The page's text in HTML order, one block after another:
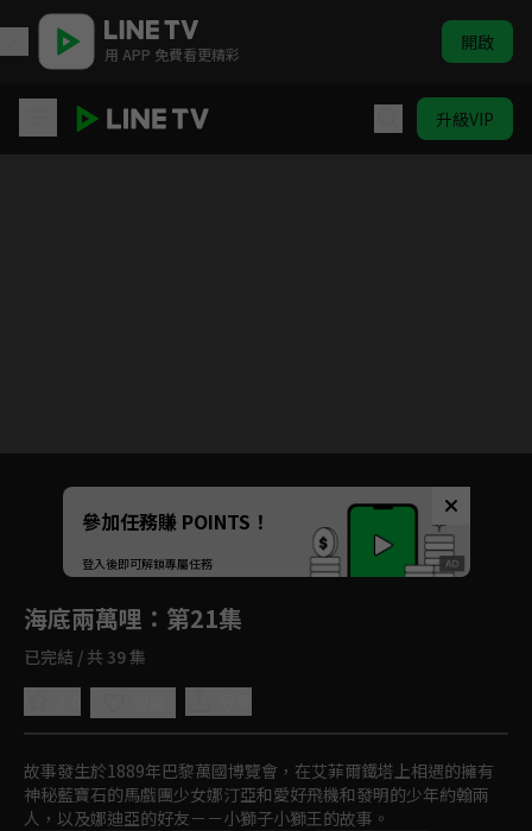
用 APP 免費看更精彩 開啟
升級VIP
Unmute
如有不便請見諒
參加任務賺 POINTS！
登入後即可解鎖專屬任務
海底兩萬哩 ：第21集
已完結 / 共 39 集
故事發生於1889年巴黎萬國博覽會，在艾菲爾鐵塔上相遇的擁有
神秘藍寶石的馬戲團少女娜汀亞和愛好飛機和發明的少年約翰兩
人，以及娜迪亞的好友－－小獅子小獅王的故事。